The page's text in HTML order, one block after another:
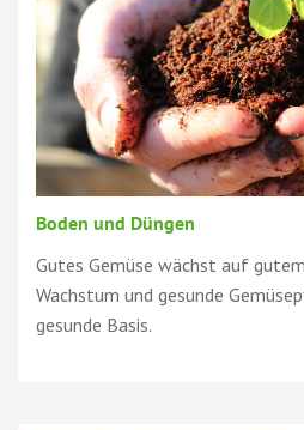
Boden und Düngen
Gutes Gemüse wächst auf
Wachstum und gesunde
gesunde Basis.